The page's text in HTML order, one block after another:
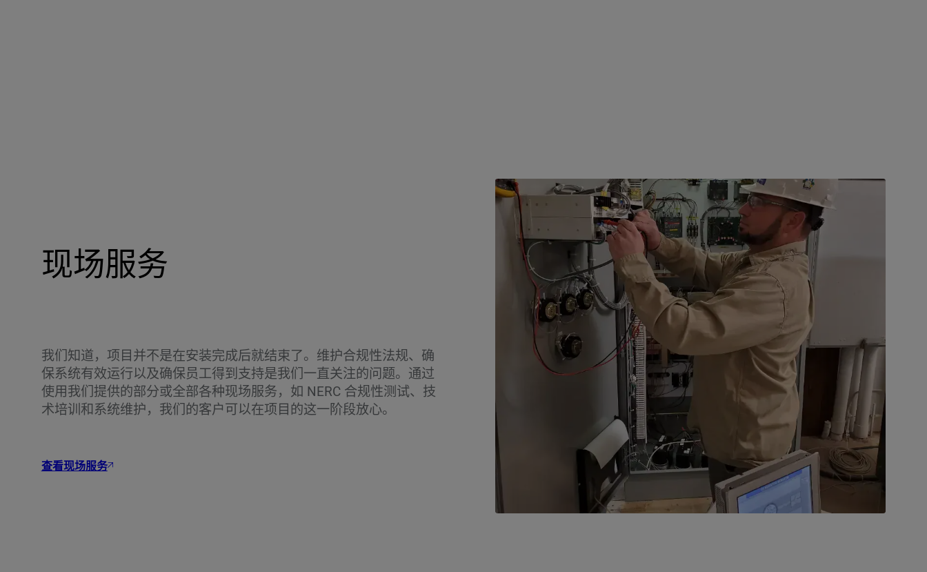
现场服务
我们知道，项目并不是在安装完成后就结束了。维护合规性法规、确
保系统有效运行以及确保员工得到支持是我们一直关注的问题。通过
使用我们提供的部分或全部各种现场服务，如 NERC 合规性测试、技
术培训和系统维护，我们的客户可以在项目的这一阶段放心。
查看现场服务